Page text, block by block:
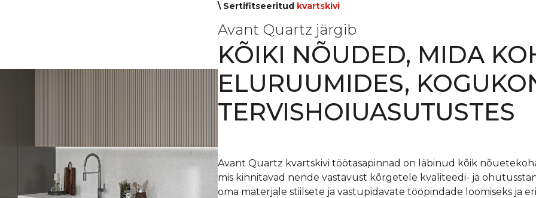
\ Sertifitseeritud kvartskivi
Avant Quartz järgib
KÕIKI NÕUDED, MIDA
ELURUUMIDES,
TERVISHOIUASUTUSTES
Avant Quartz kvartskivi töötasapinnad on läbinud kõik
mis kinnitavad nende vastavust kõrgetele kvaliteedi- ja
oma materjale stiilsete ja vastupidavate tööpindade loomiseks ja